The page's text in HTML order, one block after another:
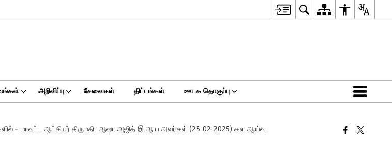
அறிவிப்பு சேவைகள் திட்டங்கள் ஊடக தொகுப்பு
– மாவட்ட ஆட்சியர் திருமதி. ஆஷா அஜித் இ.ஆ.ப அவர்கள் (25-02-2025) கள ஆய்வு